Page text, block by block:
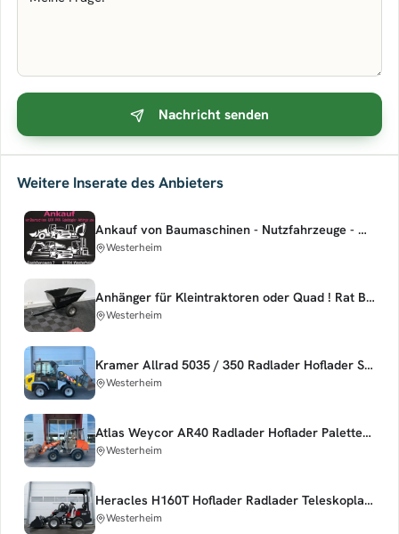
Nachricht senden
Weitere Inserate des Anbieters
Ankauf von Baumaschinen - Nutzfahrzeuge - Hoflader - usw
Westerheim
Anhänger für Kleintraktoren oder Quad ! Rat Barrow Trailer !
Westerheim
Kramer Allrad 5035 / 350 Radlader Hoflader Schaufel und Gabel
Westerheim
Atlas Weycor AR40 Radlader Hoflader Palettengabel und Schaufel
Westerheim
Heracles H160T Hoflader Radlader Teleskoplader Teleskop
Westerheim